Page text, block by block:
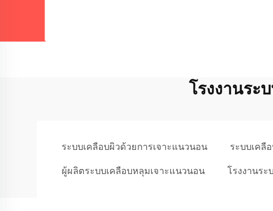
โรงงานระ
ระบบเคลือบผิวด้วยการเจาะแนวนอน ระบบเคลื
ผู้ผลิตระบบเคลือบหลุมเจาะแนวนอน โรงงานระ